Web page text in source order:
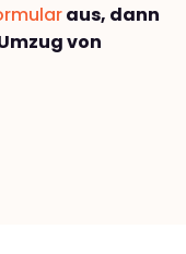
aus, dann
von